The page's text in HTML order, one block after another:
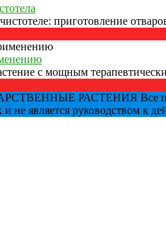
приготовление
с мощным
РАСТЕНИЯ Все
и не является руководством